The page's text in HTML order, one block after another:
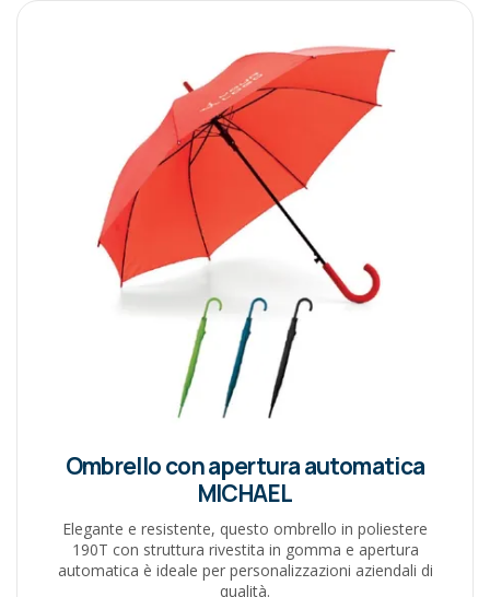
Ombrello con apertura automatica
MICHAEL
Elegante e resistente, questo ombrello in poliestere
190T con struttura rivestita in gomma e apertura
automatica è ideale per personalizzazioni aziendali di
qualità.